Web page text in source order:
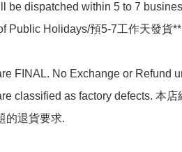
be dispatched within 5 to 7
Public Holidays/預5-7工作天發貨**
FINAL. No Exchange or Refund
classified as factory defects. 本店
的退貨要求.